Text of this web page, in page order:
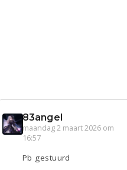
83angel
maandag 2 maart 2026 om
16:57
Pb gestuurd